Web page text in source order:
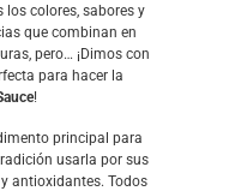
colores, sabores y
que combinan en
pero… ¡Dimos con
para hacer la
!
principal para
usarla por sus
antioxidantes. Todos